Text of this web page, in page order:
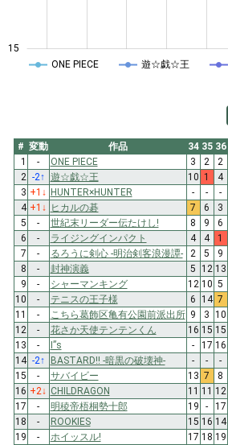
15
ONE PIECE 遊☆戯☆王
# 変動 作品 34 35 36
1
- ONE PIECE 3 2 2
2 -2↑ 遊☆戯☆王 10 1 4
3 +1 ↓ HUNTER×HUNTER - - -
4 +1 ↓ ヒカルの碁 7 6 3
5
- 世紀末リーダー伝たけし! 8 9 6
6
- ライジングインパクト 4 4 1
7
- るろうに剣心 -明治剣客浪漫譚- 2 5 9
8
- 封神演義 5 12 13
9
- シャーマンキング 12 10 5
10
- テニスの王子様 6 14 7
11
- こちら葛飾区亀有公園前派出所 9 3 10
12
- 花さか天使テンテンくん 16 15 15
13
- I”s - 17 16
14 -2↑ BASTARD!! -暗黒の破壊神- - - -
15
- サバイビー 13 7 8
16 +2↓ CHILDRAGON 11 11 12
17
- 明稜帝梧桐勢十郎 19 - 17
18
- ROOKIES 15 16 14
19
- ホイッスル! 17 18 19